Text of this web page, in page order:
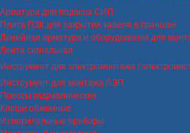
Арматура для подвеса СИП
Плита ПЗК для закрытия кабеля в траншее
Линейная арматура и оборудование для
Лента сигнальная
Инструмент для электромонтажа /
Инструмент для монтажа ЛЭП
Прессы гидравлические
Клещи обжимные
Измерительные приборы